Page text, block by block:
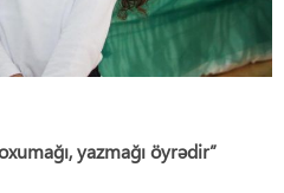
yazmağı öyrədir”